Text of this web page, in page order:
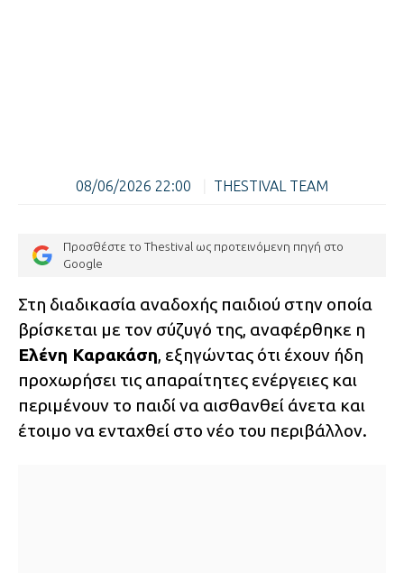
08/06/2026 22:00 THESTIVAL TEAM
Προσθέστε το Thestival ως προτεινόμενη πηγή στο
Google
Στη διαδικασία αναδοχής παιδιού στην οποία
βρίσκεται με τον σύζυγό της, αναφέρθηκε η
Ελένη Καρακάση, εξηγώντας ότι έχουν ήδη
προχωρήσει τις απαραίτητες ενέργειες και
περιμένουν το παιδί να αισθανθεί άνετα και
έτοιμο να ενταχθεί στο νέο του περιβάλλον.